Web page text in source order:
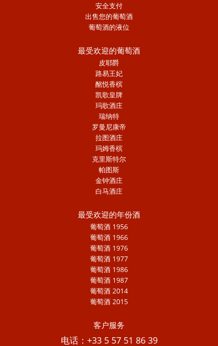
安全支付
出售您的葡萄酒
葡萄酒的液位
最受欢迎的葡萄酒
皮耶爵
路易王妃
酩悦香槟
凯歌皇牌
玛歌酒庄
瑞纳特
罗曼尼康帝
拉图酒庄
玛姆香槟
克里斯特尔
帕图斯
金钟酒庄
白马酒庄
最受欢迎的年份酒
葡萄酒 1956
葡萄酒 1966
葡萄酒 1976
葡萄酒 1977
葡萄酒 1986
葡萄酒 1987
葡萄酒 2014
葡萄酒 2015
客户服务
电话：+33 5 57 51 86 39